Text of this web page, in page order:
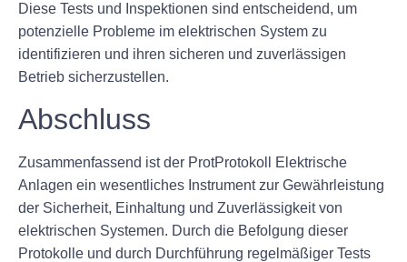
Diese Tests und Inspektionen sind entscheidend, um
potenzielle Probleme im elektrischen System zu
identifizieren und ihren sicheren und zuverlässigen
Betrieb sicherzustellen.
Abschluss
Zusammenfassend ist der ProtProtokoll Elektrische
Anlagen ein wesentliches Instrument zur Gewährleistung
der Sicherheit, Einhaltung und Zuverlässigkeit von
elektrischen Systemen. Durch die Befolgung dieser
Protokolle und durch Durchführung regelmäßiger Tests